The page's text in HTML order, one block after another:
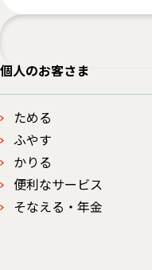
個人のお客さま
ためる
ふやす
かりる
便利なサービス
そなえる・年金